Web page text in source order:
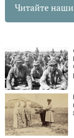
Читайте наши